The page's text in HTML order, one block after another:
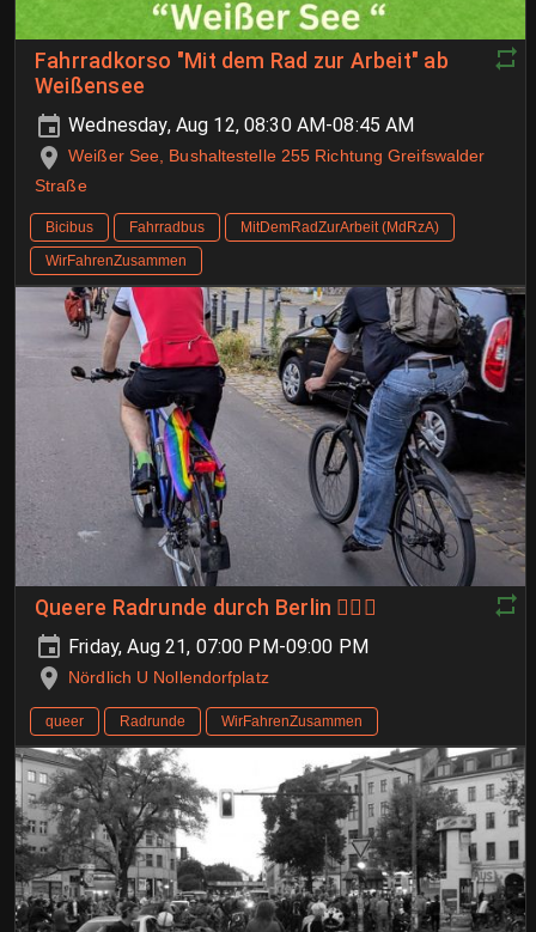
Fahrradkorso "Mit dem Rad zur Arbeit" ab
Weißensee
Wednesday, Aug 12, 08:30 AM-08:45 AM
Weißer See, Bushaltestelle 255 Richtung Greifswalder
Straße
Bicibus Fahrradbus
MitDemRadZurArbeit (MdRzA)
WirFahrenZusammen
Queere Radrunde durch Berlin 🏳️‍🌈🚴
Friday, Aug 21, 07:00 PM-09:00 PM
Nördlich U Nollendorfplatz
queer Radrunde WirFahrenZusammen